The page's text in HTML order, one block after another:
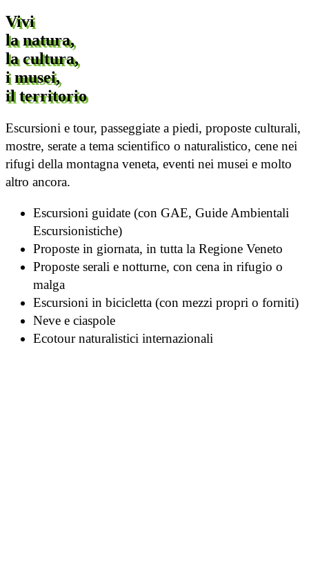
Vivi
la natura,
la cultura,
i musei,
il territorio
Escursioni e tour, passeggiate a piedi, proposte culturali,
mostre, serate a tema scientifico o naturalistico, cene nei
rifugi della montagna veneta, eventi nei musei e molto
altro ancora.
Escursioni guidate (con GAE, Guide Ambientali
Escursionistiche)
Proposte in giornata, in tutta la Regione Veneto
Proposte serali e notturne, con cena in rifugio o
malga
Escursioni in bicicletta (con mezzi propri o forniti)
Neve e ciaspole
Ecotour naturalistici internazionali